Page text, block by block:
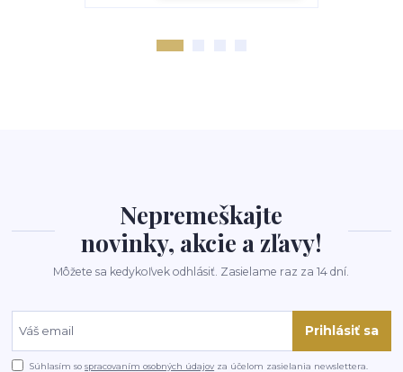
Nepremeškajte
novinky, akcie a zľavy!
Môžete sa kedykoľvek odhlásiť. Zasielame raz za 14 dní.
Prihlásiť sa
Súhlasím sospracovaním osobných údajov za účelom zasielania newslettera.